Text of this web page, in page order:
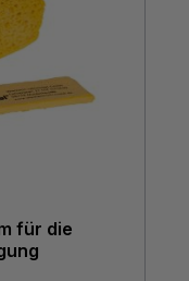
für die